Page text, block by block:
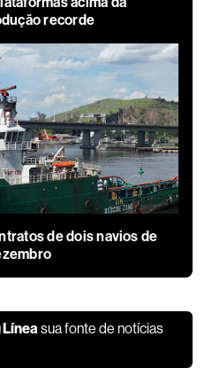
recorde
de dois navios de
sua fonte de notícias